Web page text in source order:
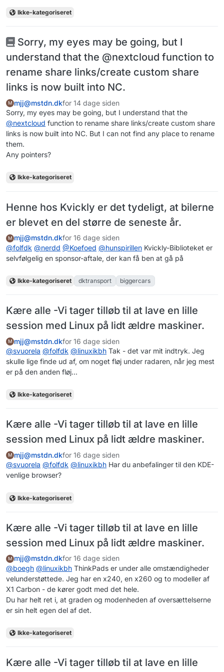
Ikke-kategoriseret
Sorry, my eyes may be going, but I
understand that the @nextcloud function to
rename share links/create custom share
links is now built into NC.
M mjj@mstdn.dkfor 14 dage siden
Sorry, my eyes may be going, but I understand that the
@nextcloud function to rename share links/create custom share
links is now built into NC. But I can not find any place to rename
them.
Any pointers?
Ikke-kategoriseret
Henne hos Kvickly er det tydeligt, at bilerne
er blevet en del større de seneste år.
M mjj@mstdn.dkfor 16 dage siden
@folfdk @nerdd @Koefoed @hunspirillen Kvickly-Biblioteket er
selvfølgelig en sponsor-aftale, der kan få ben at gå på
Ikke-kategoriseret dktransport biggercars
Kære alle -Vi tager tilløb til at lave en lille
session med Linux på lidt ældre maskiner.
M mjj@mstdn.dkfor 16 dage siden
@svuorela @folfdk @linuxikbh Tak - det var mit indtryk. Jeg
skulle lige finde ud af, om noget fløj under radaren, når jeg mest
er på den anden fløj...
Ikke-kategoriseret
Kære alle -Vi tager tilløb til at lave en lille
session med Linux på lidt ældre maskiner.
M mjj@mstdn.dkfor 16 dage siden
@svuorela @folfdk @linuxikbh Har du anbefalinger til den KDE-
venlige browser?
Ikke-kategoriseret
Kære alle -Vi tager tilløb til at lave en lille
session med Linux på lidt ældre maskiner.
M mjj@mstdn.dkfor 16 dage siden
@boegh @linuxikbh ThinkPads er under alle omstændigheder
velunderstøttede. Jeg har en x240, en x260 og to modeller af
X1 Carbon - de kører godt med det hele.
Du har helt ret i, at graden og modenheden af oversættelserne
er sin helt egen del af det.
Ikke-kategoriseret
Kære alle -Vi tager tilløb til at lave en lille